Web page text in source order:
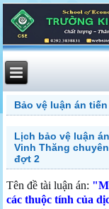
Bảo vệ luận án
Lịch bảo vệ luận
Vinh Thăng
đợt 2
Tên đề tài luận án: "
các thuộc tính của